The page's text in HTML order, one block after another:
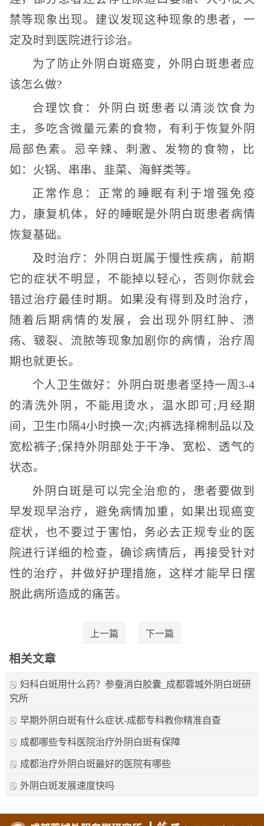
禁等现象出现。建议发现这种现象的患者，一
定及时到医院进行诊治。
为了防止外阴白斑癌变，外阴白斑患者应
该怎么做?
合理饮食：外阴白斑患者以清淡饮食为
主，多吃含微量元素的食物，有利于恢复外阴
局部色素。忌辛辣、刺激、发物的食物，比
如：火锅、串串、韭菜、海鲜类等。
正常作息：正常的睡眠有利于增强免疫
力，康复机体，好的睡眠是外阴白斑患者病情
恢复基础。
及时治疗：外阴白斑属于慢性疾病，前期
它的症状不明显，不能掉以轻心，否则你就会
错过治疗最佳时期。如果没有得到及时治疗，
随着后期病情的发展，会出现外阴红肿、溃
疡、皲裂、流脓等现象加剧你的病情，治疗周
期也就更长。
个人卫生做好：外阴白斑患者坚持一周3-4
的清洗外阴，不能用烫水，温水即可;月经期
间，卫生巾隔4小时换一次;内裤选择棉制品以及
宽松裤子;保持外阴部处于干净、宽松、透气的
状态。
外阴白斑是可以完全治愈的，患者要做到
早发现早治疗，避免病情加重，如果出现癌变
症状，也不要过于害怕，务必去正规专业的医
院进行详细的检查，确诊病情后，再接受针对
性的治疗，并做好护理措施，这样才能早日摆
脱此病所造成的痛苦。
上一篇 下一篇
相关文章
妇科白斑用什么药？参蚕消白胶囊_成都蓉城外阴白斑研
究所
早期外阴白斑有什么症状-成都专科教你精准自查
成都哪些专科医院治疗外阴白斑有保障
成都治疗外阴白斑最好的医院有哪些
外阴白斑发展速度快吗